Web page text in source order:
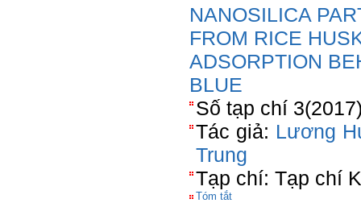
NANOSILICA
FROM RICE
ADSORPTION
BLUE
Số tạp chí
Tác giả: Lương
Trung
Tạp chí: Tạp chí
Tóm tắt